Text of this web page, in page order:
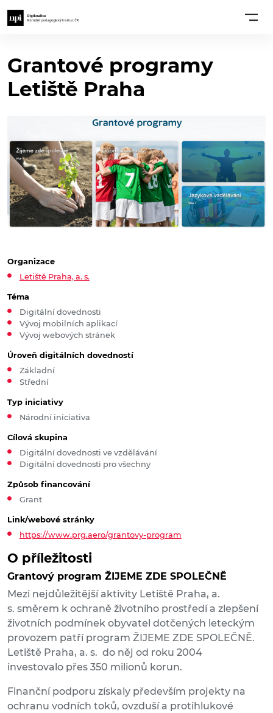
Grantové programy
Letiště Praha
O příležitosti
Grantový program ŽIJEME ZDE SPOLEČNĚ
Mezi nejdůležitější aktivity Letiště Praha, a.
s. směrem k ochraně životního prostředí a zlepšení
životních podmínek obyvatel dotčených leteckým
provozem patří program ŽIJEME ZDE SPOLEČNĚ.
Letiště Praha, a. s. do něj od roku 2004
investovalo přes 350 milionů korun.
Finanční podporu získaly především projekty na
ochranu vodních toků, ovzduší a protihlukové
Organizace
Letiště Praha, a. s.
Téma
Digitální dovednosti
Vývoj mobilních aplikací
Vývoj webových stránek
Úroveň digitálních dovedností
Základní
Střední
Typ iniciativy
Národní iniciativa
Cílová skupina
Digitální dovednosti ve vzdělávání
Digitální dovednosti pro všechny
Způsob financování
Grant
Link/webové stránky
https://www.prg.aero/grantovy-program